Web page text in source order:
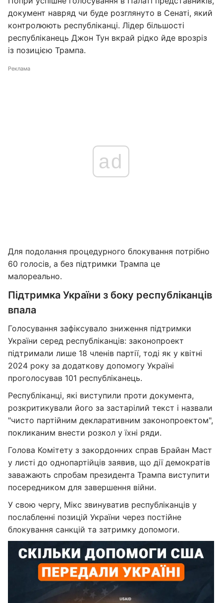
документ навряд чи буде розглянуто в Сенаті, який
контролюють республіканці. Лідер більшості
республіканець Джон Тун вкрай рідко йде врозріз
із позицією Трампа.
Реклама
ad
Для подолання процедурного блокування потрібно
60 голосів, а без підтримки Трампа це
малореально.
Підтримка України з боку республіканців
впала
Голосування зафіксувало зниження підтримки
України серед республіканців: законопроект
підтримали лише 18 членів партії, тоді як у квітні
2024 року за додаткову допомогу Україні
проголосував 101 республіканець.
Республіканці, які виступили проти документа,
розкритикували його за застарілий текст і назвали
"чисто партійним декларативним законопроектом",
покликаним внести розкол у їхні ряди.
Голова Комітету з закордонних справ Брайан Маст
у листі до однопартійців заявив, що дії демократів
заважають спробам президента Трампа виступити
посередником для завершення війни.
У свою чергу, Мікс звинуватив республіканців у
послабленні позицій України через постійне
блокування санкцій та затримку допомоги.